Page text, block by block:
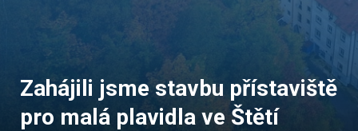
Zahájili jsme stavbu přístaviště
pro malá plavidla ve Štětí